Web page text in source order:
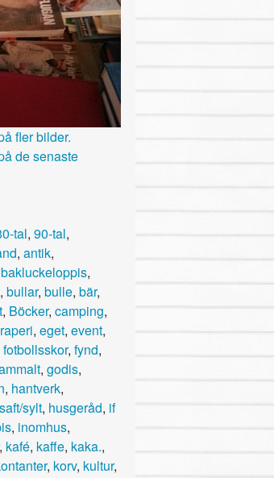
fler bilder.
de senaste
tal, 90-tal,
, antik,
bakluckeloppis,
, bullar, bulle, bär,
, Böcker, camping,
, eget, event,
fotbollsskor, fynd,
, godis,
, hantverk,
sylt, husgeråd, if
, inomhus,
kafé, kaffe, kaka.,
, korv, kultur,